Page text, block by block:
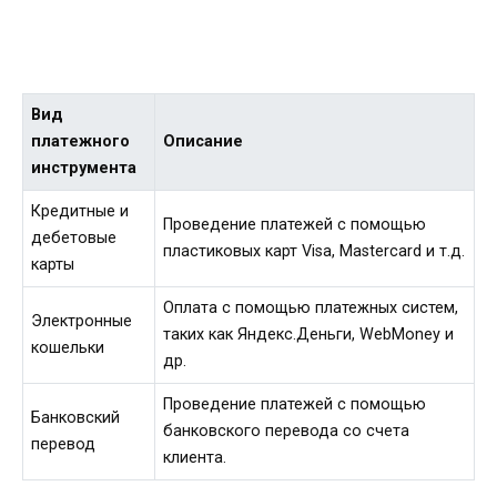
Вид
платежного
инструмента
Описание
Кредитные и
дебетовые
карты
Проведение платежей с помощью
пластиковых карт Visa, Mastercard и т.д.
Электронные
кошельки
Оплата с помощью платежных систем,
таких как Яндекс.Деньги, WebMoney и
др.
Банковский
перевод
Проведение платежей с помощью
банковского перевода со счета
клиента.